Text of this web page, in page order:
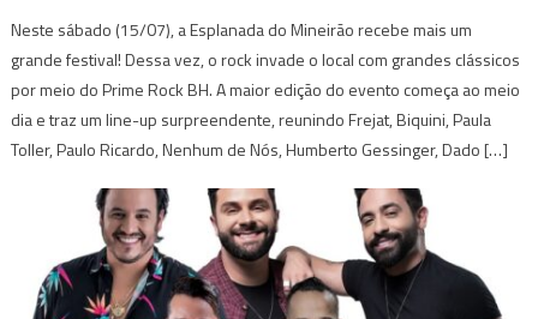
Neste sábado (15/07), a Esplanada do Mineirão recebe mais um
grande festival! Dessa vez, o rock invade o local com grandes clássicos
por meio do Prime Rock BH. A maior edição do evento começa ao meio
dia e traz um line-up surpreendente, reunindo Frejat, Biquini, Paula
Toller, Paulo Ricardo, Nenhum de Nós, Humberto Gessinger, Dado […]